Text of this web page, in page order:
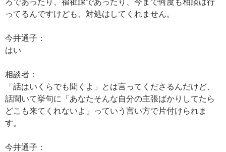
ってるんですけども、対処はしてくれません。
今井通子：
はい
相談者：
「話はいくらでも聞くよ」とは言ってくださるんだけど、
話聞いて挙句に「あなたそんな自分の主張ばかりしてたら
どこも来てくれないよ」っていう言い方で片付けられま
す。
今井通子：